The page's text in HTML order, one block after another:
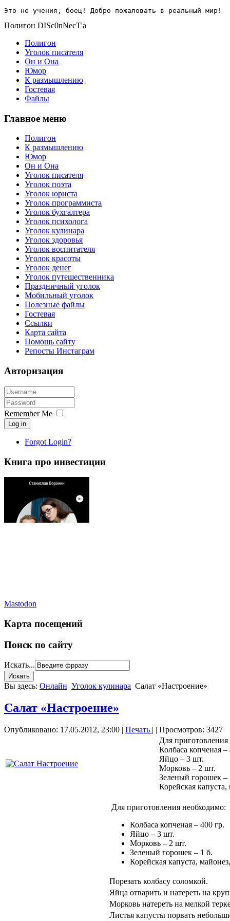
Это не учения, боец! Добро пожаловать в реальный мир!
Полигон DISc0nNecT'a
Полигон
Уголок писателя
Он и Она
Юмор
К размышлению
Гостевая
Файлы
Главное меню
Полигон
К размышлению
Юмор
Он и Она
Уголок писателя
Уголок поэта
Уголок юриста
Уголок программиста
Уголок бухгалтера
Уголок психолога
Уголок кулинара
Уголок здоровья
Уголок воспитателя
Уголок красоты
Уголок денег
Уголок путешественника
Праздничный уголок
Мобильный уголок
Полезные файлы
Гостевая
Ссылки
Карта сайта
Помощь сайту
Репосты Инстаграм
Авторизация
Remember Me
Log in
Forgot Login?
Книга про инвестиции
Mastodon
Карта посещений
Поиск по сайту
Искать...
Вы здесь: Онлайн Уголок кулинара Салат «Настроение»
Салат «Настроение»
Опубликовано: 17.05.2012, 23:00 | Печать | | Просмотров: 3427
Для
Колбаса копченая –
Яйцо – 3 шт.
Морковь – 2 шт.
Зеленый горошек –
Корейская капуста,
Для приготовления необходимо:
Колбаса копченая – 400 гр.
Яйцо – 3 шт.
Морковь – 2 шт.
Зеленый горошек – 1 б.
Корейская капуста,
Порезать колбасу соломкой.
Яйца отварить и натереть на
Морковь натереть на мелкой
Листья капусты порвать